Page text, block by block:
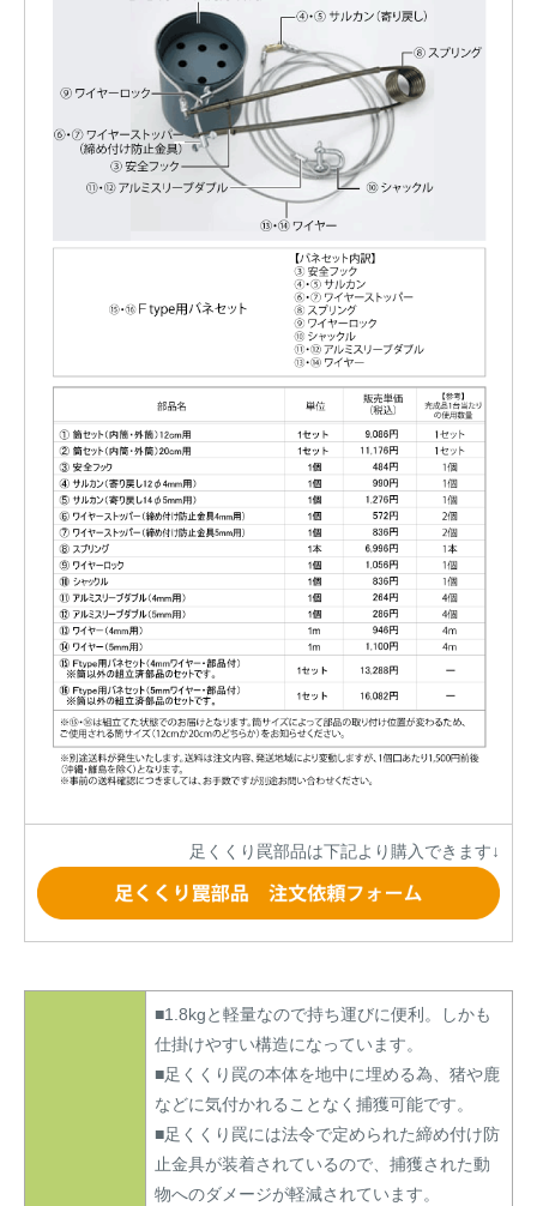
足くくり罠部品は下記より購入できます↓
■1.8kgと軽量なので持ち運びに便利。しかも
仕掛けやすい構造になっています。
■足くくり罠の本体を地中に埋める為、猪や鹿
などに気付かれることなく捕獲可能です。
■足くくり罠には法令で定められた締め付け防
止金具が装着されているので、捕獲された動
物へのダメージが軽減されています。